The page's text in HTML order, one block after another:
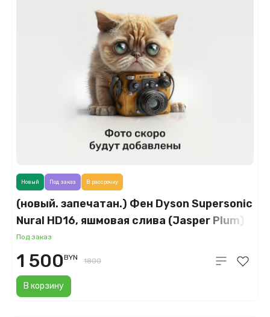
(новый. запечатан.) Фен Dyson Supersonic
Nural HD16, яшмовая слива (Jasper Plum)
Под заказ
В корзину
Новый Под заказ В рассрочку
1 500BYN 1800